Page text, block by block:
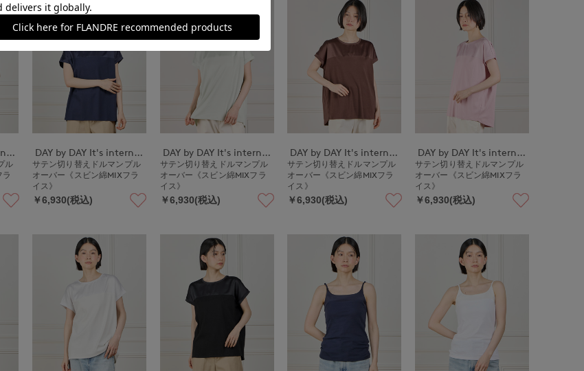
DAY by DAY It's international
ル
DAY by DAY It's international
サテン切り替えドルマンプル
オーバー《スビン綿MIXフラ
イス》
￥6,930(税込)
DAY by DAY It's international
サテン切り替えドルマンプル
オーバー《スビン綿MIXフラ
イス》
￥6,930(税込)
DAY by DAY It's international
サテン切り替えドルマンプル
オーバー《スビン綿MIXフラ
イス》
￥6,930(税込)
DAY by DAY It's international
サテン切り替えドルマンプル
オーバー《スビン綿MIXフラ
イス》
￥6,930(税込)